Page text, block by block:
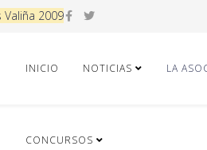
Valiña 2009
INICIO NOTICIAS LA
CONCURSOS